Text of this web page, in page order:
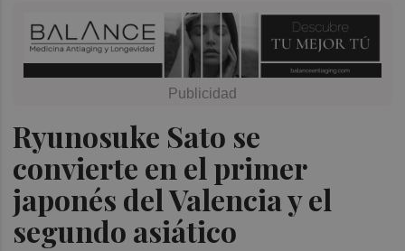
Ryunosuke Sato se
convierte en el primer
japonés del Valencia y el
segundo asiático